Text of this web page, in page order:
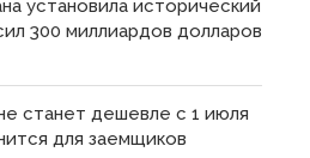
установила исторический
300 миллиардов долларов
станет дешевле с 1 июля
для заемщиков